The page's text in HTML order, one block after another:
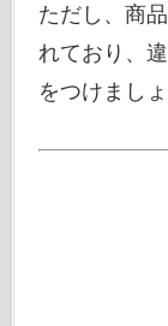
ただし、商
れており、
をつけましょ